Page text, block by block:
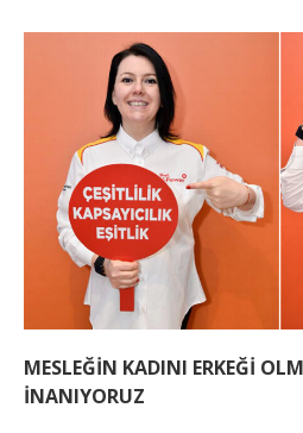
MESLEĞİN KADINI ERKEĞİ
İNANIYORUZ